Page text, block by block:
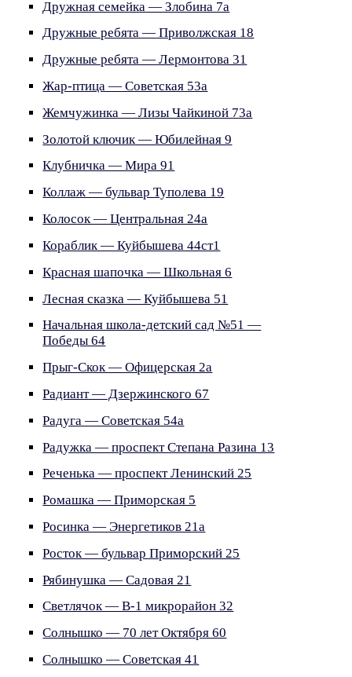
Дружная семейка — Злобина 7а
Дружные ребята — Приволжская 18
Дружные ребята — Лермонтова 31
Жар-птица — Советская 53а
Жемчужинка — Лизы Чайкиной 73а
Золотой ключик — Юбилейная 9
Клубничка — Мира 91
Коллаж — бульвар Туполева 19
Колосок — Центральная 24а
Кораблик — Куйбышева 44ст1
Красная шапочка — Школьная 6
Лесная сказка — Куйбышева 51
Начальная школа-детский сад №51 —
Победы 64
Прыг-Скок — Офицерская 2а
Радиант — Дзержинского 67
Радуга — Советская 54а
Радужка — проспект Степана Разина 13
Реченька — проспект Ленинский 25
Ромашка — Приморская 5
Росинка — Энергетиков 21а
Росток — бульвар Приморский 25
Рябинушка — Садовая 21
Светлячок — В-1 микрорайон 32
Солнышко — 70 лет Октября 60
Солнышко — Советская 41